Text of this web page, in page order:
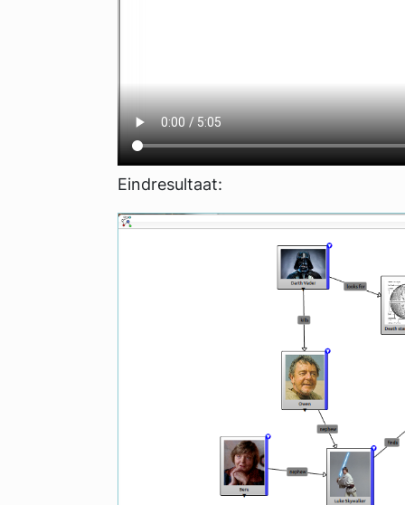
Eindresultaat: